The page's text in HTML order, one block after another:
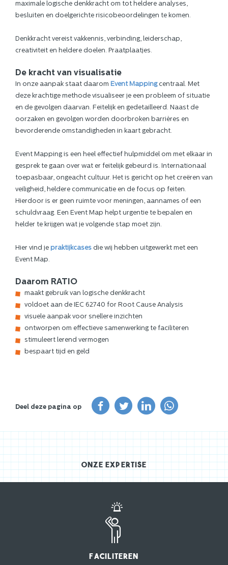
maximale logische denkkracht om tot heldere analyses,
besluiten en doelgerichte risicobeoordelingen te komen.
Denkkracht vereist vakkennis, verbinding, leiderschap,
creativiteit en heldere doelen. Praatplaatjes.
De kracht van visualisatie
In onze aanpak staat daarom Event Mappingcentraal. Met
deze krachtige methode visualiseer je een probleem of situatie
en de gevolgen daarvan. Feitelijk en gedetailleerd. Naast de
oorzaken en gevolgen worden doorbroken barrières en
bevorderende omstandigheden in kaart gebracht.
Event Mapping is een heel effectief hulpmiddel om met elkaar in
gesprek te gaan over wat er feitelijk gebeurd is. Internationaal
toepasbaar, ongeacht cultuur. Het is gericht op het creëren van
veiligheid, heldere communicatie en de focus op feiten.
Hierdoor is er geen ruimte voor meningen, aannames of een
schuldvraag. Een Event Map helpt urgentie te bepalen en
helder te krijgen wat je volgende stap moet zijn.
Hier vind je praktijkcases die wij hebben uitgewerkt met een
Event Map.
Daarom RATIO
maakt gebruik van logische denkkracht
voldoet aan de IEC 62740 for Root Cause Analysis
visuele aanpak voor snellere inzichten
ontworpen om effectieve samenwerking te faciliteren
stimuleert lerend vermogen
bespaart tijd en geld
Deel deze pagina op
Onze expertise
Faciliteren